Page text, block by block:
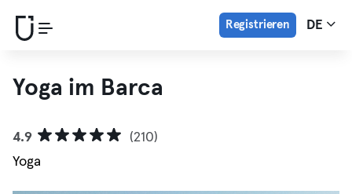
Registrieren DE
Yoga im Barca
4.9
(210)
Yoga